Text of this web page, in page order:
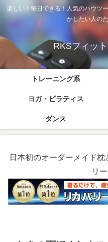
楽しい！毎日できる！人気のハウツ
かしたい人の
RKSフィッ
トレーニング系
ヨガ・ピラティス
ダンス
日本初のオーダーメイド
リ